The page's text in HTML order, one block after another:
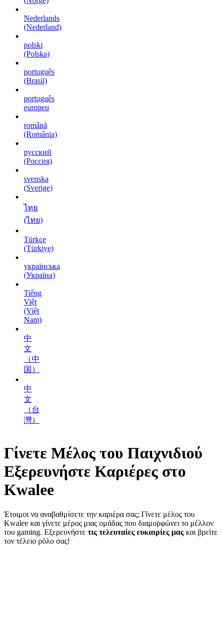
Nederlands
(Nederland)
polski
(Polska)
português
(Brasil)
português
europeu
română
(România)
русский
(Россия)
svenska
(Sverige)
ไทย
(ไทย)
Türkçe
(Türkiye)
українська
(Україна)
Tiếng
Việt
(Việt
Nam)
中
文
（中
国）
中
文
（台
灣）
Γίνετε Μέλος του Παιχνιδιού
Εξερευνήστε Καριέρες στο
Kwalee
Έτοιμοι να αναβαθμίσετε την καριέρα σας; Γίνετε μέλος του
Kwalee και γίνετε μέρος μιας ομάδας που διαμορφώνει το μέλλον
του gaming. Εξερευνήστε τις τελευταίες ευκαιρίες μας και βρείτε
τον τέλειο ρόλο σας!